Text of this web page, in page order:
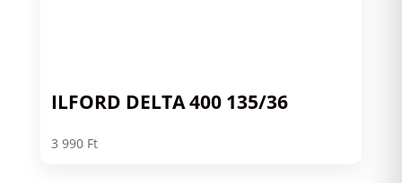
ILFORD DELTA 400 135/36
3 990 Ft